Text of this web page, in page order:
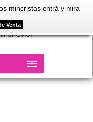
minoristas entrá y mira
Venta